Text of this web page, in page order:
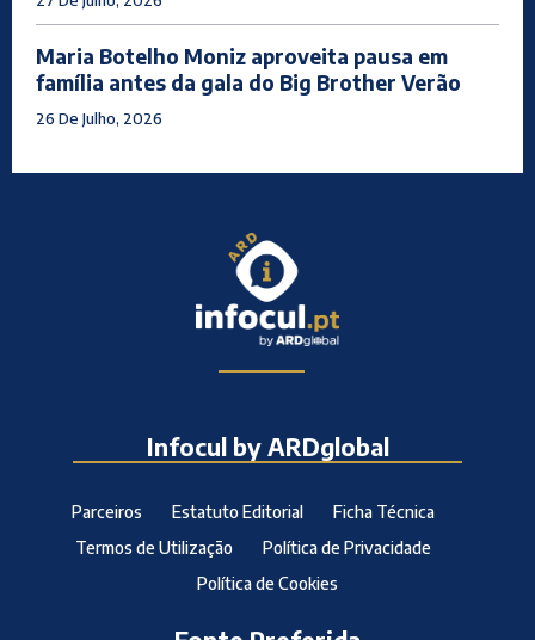
Maria Botelho Moniz aproveita pausa em
família antes da gala do Big Brother Verão
26 De Julho, 2026
Infocul by ARDglobal
Parceiros Estatuto Editorial
Ficha Técnica
Termos de Utilização
Política de Privacidade
Política de Cookies